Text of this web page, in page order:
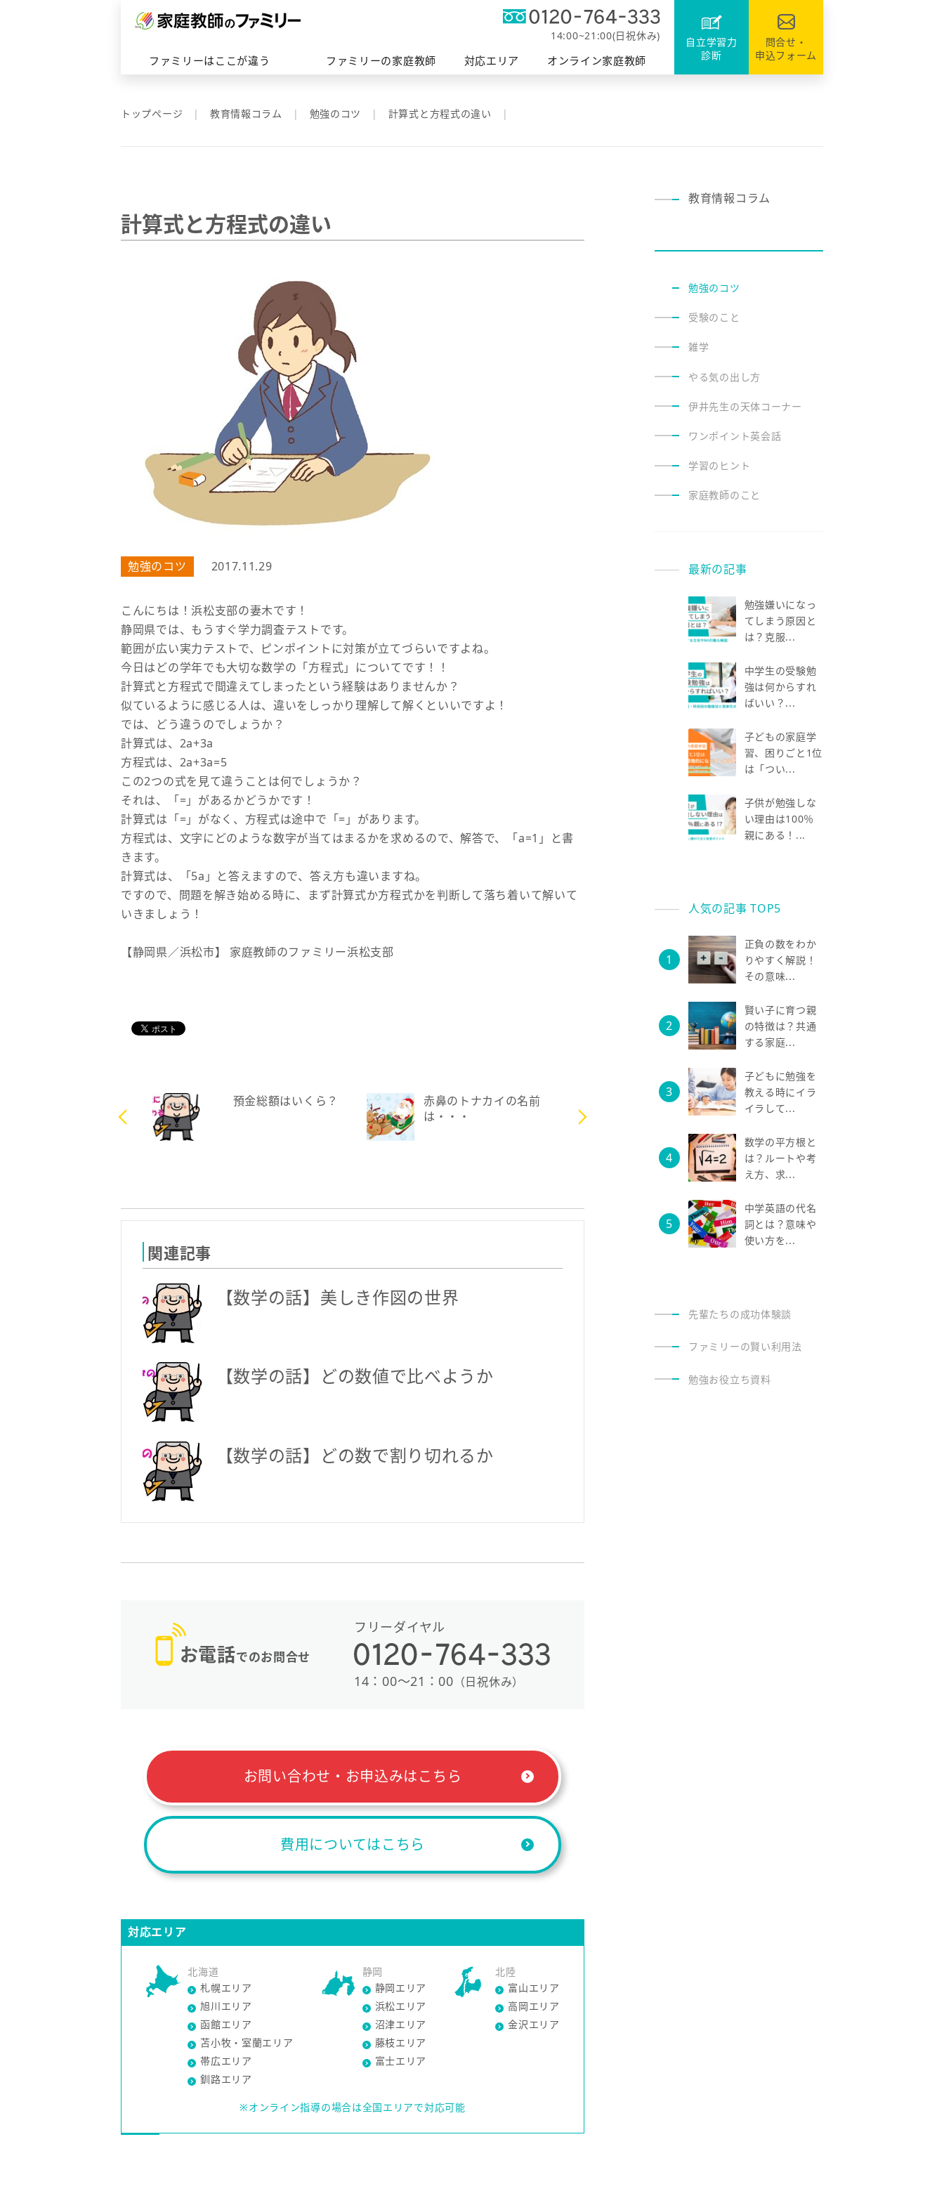
14:00~21:00(日祝休み)
ファミリーはここが違う ファミリーの家庭教師 対応エリア オンライン家庭教師
自立学習力
診断
問合せ・
申込フォーム
ファミリーの授業 ファミリーのシステム
軽度発達
障がい支援
資格・検定対策
対応エリアトップへ
富士エリア
トップページ 教育情報コラム 勉強のコツ 計算式と方程式の違い
計算式と方程式の違い
勉強のコツ 2017.11.29
こんにちは！浜松支部の妻木です！
静岡県では、もうすぐ学力調査テストです。
範囲が広い実力テストで、ピンポイントに対策が立てづらいですよね。
今日はどの学年でも大切な数学の「方程式」についてです！！
計算式と方程式で間違えてしまったという経験はありませんか？
似ているように感じる人は、違いをしっかり理解して解くといいですよ！
では、どう違うのでしょうか？
計算式は、2a+3a
方程式は、2a+3a=5
この2つの式を見て違うことは何でしょうか？
それは、「=」があるかどうかです！
計算式は「=」がなく、方程式は途中で「=」があります。
方程式は、文字にどのような数字が当てはまるかを求めるので、解答で、「a=1」と書
きます。
計算式は、「5a」と答えますので、答え方も違いますね。
ですので、問題を解き始める時に、まず計算式か方程式かを判断して落ち着いて解いて
いきましょう！
【静岡県／浜松市】 家庭教師のファミリー浜松支部
預金総額はいくら？
赤鼻のトナカイの名前
は・・・
関連記事
【数学の話】美しき作図の世界
【数学の話】どの数値で比べようか
【数学の話】どの数で割り切れるか
お電話でのお問合せ
フリーダイヤル
14：00〜21：00 （日祝休み）
お問い合わせ・お申込みはこちら
費用についてはこちら
対応エリア
北海道
札幌エリア
旭川エリア
函館エリア
苫小牧・室蘭エリア
帯広エリア
釧路エリア
静岡
静岡エリア
浜松エリア
沼津エリア
藤枝エリア
富士エリア
北陸
富山エリア
高岡エリア
金沢エリア
※オンライン指導の場合は全国エリアで対応可能
教育情報コラム
勉強のコツ
受験のこと
雑学
やる気の出し方
伊井先生の天体コーナー
ワンポイント英会話
学習のヒント
家庭教師のこと
最新の記事
勉強嫌いになっ
てしまう原因と
は？克服...
中学生の受験勉
強は何からすれ
ばいい？...
子どもの家庭学
習、困りごと1位
は「つい...
子供が勉強しな
い理由は100％
親にある！...
人気の記事 TOP5
正負の数をわか
りやすく解説！
その意味...
賢い子に育つ親
の特徴は？共通
する家庭...
子どもに勉強を
教える時にイラ
イラして...
数学の平方根と
は？ルートや考
え方、求...
中学英語の代名
詞とは？意味や
使い方を...
先輩たちの成功体験談
ファミリーの賢い利用法
勉強お役立ち資料